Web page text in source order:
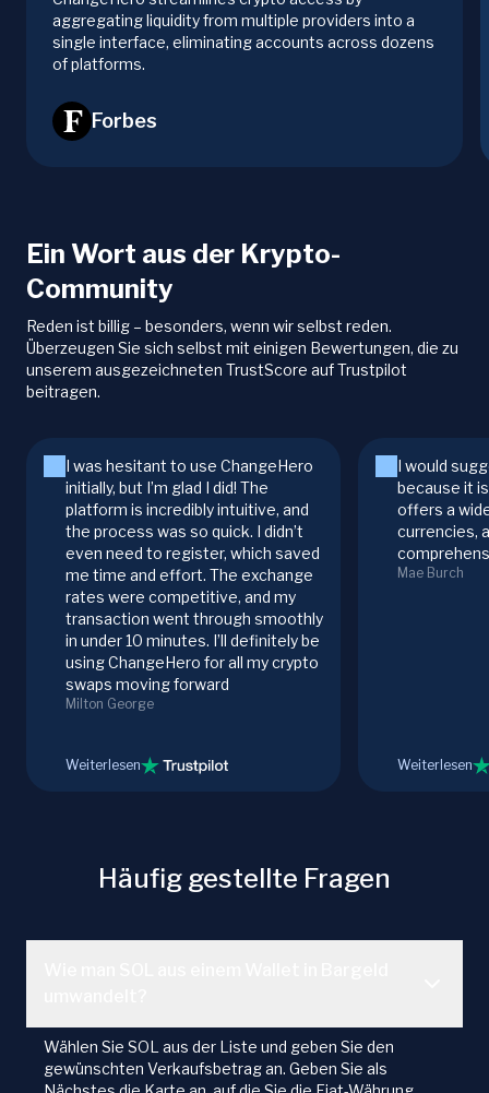
aggregating liquidity from multiple providers into a
single interface, eliminating accounts across dozens
of platforms.
Forbes
Ein Wort aus der Krypto-
Community
Reden ist billig – besonders, wenn wir selbst reden.
Überzeugen Sie sich selbst mit einigen Bewertungen, die zu
unserem ausgezeichneten TrustScore auf Trustpilot
beitragen.
I was hesitant to use ChangeHero
initially, but I’m glad I did! The
platform is incredibly intuitive, and
the process was so quick. I didn’t
even need to register, which saved
me time and effort. The exchange
rates were competitive, and my
transaction went through smoothly
in under 10 minutes. I’ll definitely be
using ChangeHero for all my crypto
swaps moving forward
Milton George
Weiterlesen
I would
because it
offers a
currencies,
Mae Burch
Weiterlesen
Häufig gestellte Fragen
Wählen Sie SOL aus der Liste und geben Sie den
gewünschten Verkaufsbetrag an. Geben Sie als